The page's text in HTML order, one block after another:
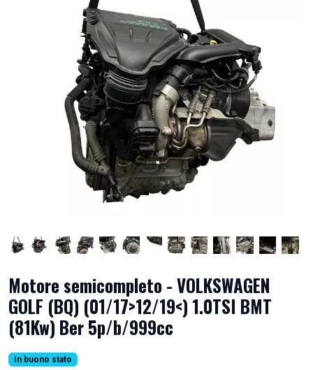
Motore semicompleto - VOLKSWAGEN
GOLF (BQ) (01/17>12/19<) 1.0TSI BMT
(81Kw) Ber 5p/b/999cc
In buono stato